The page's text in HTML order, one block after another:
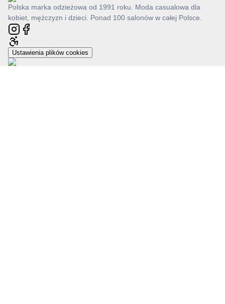
Polska marka odzieżowa od 1991 roku. Moda casualowa dla
kobiet, mężczyzn i dzieci. Ponad 100 salonów w całej Polsce.
Ustawienia plików cookies